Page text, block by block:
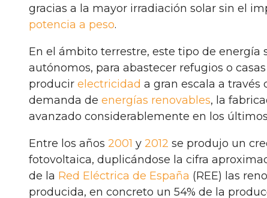
gracias a la mayor irradiación solar sin el
potencia a peso.
En el ámbito terrestre, este tipo de
autónomos, para abastecer refugios o
producir electricidad a gran escala a
demanda de energías renovables, la
avanzado considerablemente en los
Entre los años 2001 y 2012 se produjo un
fotovoltaica, duplicándose la cifra
de la Red Eléctrica de España (REE) las
producida, en concreto un 54% de la